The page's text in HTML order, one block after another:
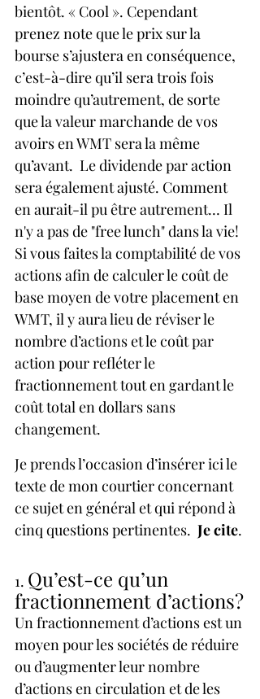
bientôt. « Cool ». Cependant
prenez note que le prix sur la
bourse s’ajustera en conséquence,
c’est-à-dire qu’il sera trois fois
moindre qu’autrement, de sorte
que la valeur marchande de vos
avoirs en WMT sera la même
qu’avant.  Le dividende par action
sera également ajusté. Comment
en aurait-il pu être autrement… Il
n'y a pas de "free lunch" dans la vie!
Si vous faites la comptabilité de vos
actions afin de calculer le coût de
base moyen de votre placement en
WMT, il y aura lieu de réviser le
nombre d’actions et le coût par
action pour refléter le
fractionnement tout en gardant le
coût total en dollars sans
changement.
Je prends l’occasion d’insérer ici le
texte de mon courtier concernant
ce sujet en général et qui répond à
cinq questions pertinentes. Je cite.
1. Qu’est-ce qu’un
fractionnement d’actions?
Un fractionnement d’actions est un
moyen pour les sociétés de réduire
ou d’augmenter leur nombre
d’actions en circulation et de les